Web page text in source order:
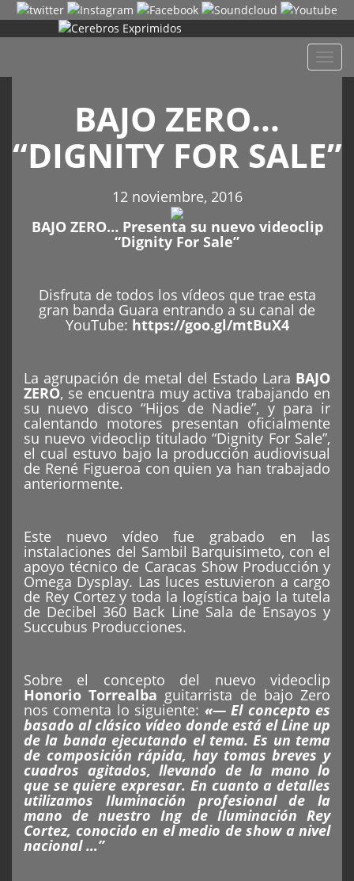
BAJO ZERO…
“DIGNITY FOR SALE”
12 noviembre, 2016
BAJO ZERO… Presenta su nuevo videoclip
“Dignity For Sale”
Disfruta de todos los vídeos que trae esta
gran banda Guara entrando a su canal de
YouTube: https://goo.gl/mtBuX4
La agrupación de metal del Estado Lara BAJO
ZERO, se encuentra muy activa trabajando en
su nuevo disco “Hijos de Nadie”, y para ir
calentando motores presentan oficialmente
su nuevo videoclip titulado “Dignity For Sale”,
el cual estuvo bajo la producción audiovisual
de René Figueroa con quien ya han trabajado
anteriormente.
Este nuevo vídeo fue grabado en las
instalaciones del Sambil Barquisimeto, con el
apoyo técnico de Caracas Show Producción y
Omega Dysplay. Las luces estuvieron a cargo
de Rey Cortez y toda la logística bajo la tutela
de Decibel 360 Back Line Sala de Ensayos y
Succubus Producciones.
Sobre el concepto del nuevo videoclip
Honorio Torrealba guitarrista de bajo Zero
nos comenta lo siguiente: «— El concepto es
basado al clásico vídeo donde está el Line up
de la banda ejecutando el tema. Es un tema
de composición rápida, hay tomas breves y
cuadros agitados, llevando de la mano lo
que se quiere expresar. En cuanto a detalles
utilizamos Iluminación profesional de la
mano de nuestro Ing de Iluminación Rey
Cortez, conocido en el medio de show a nivel
nacional …”